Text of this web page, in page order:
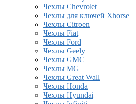
Чехлы Chevrolet
Чехлы для ключей Xhorse
Чехлы Citroen
Чехлы Fiat
Чехлы Ford
Чехлы Geely
Чехлы GMC
Чехлы MG
Чехлы Great Wall
Чехлы Honda
Чехлы Hyundai